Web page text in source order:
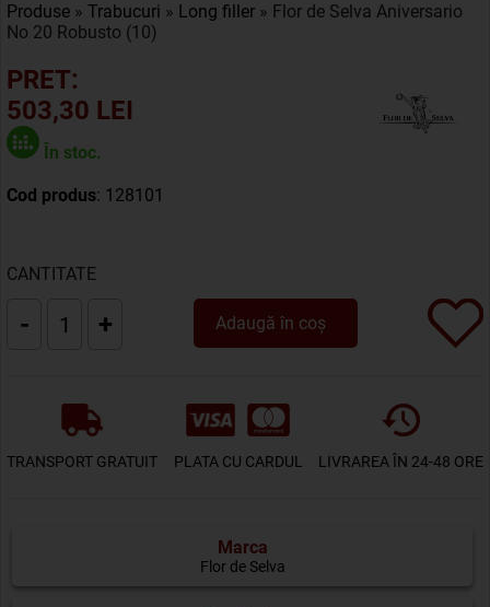
Produse » Trabucuri » Long filler » Flor de Selva Aniversario
No 20 Robusto (10)
PRET:
503,30 LEI
În stoc.
Cod produs: 128101
CANTITATE
- + Adaugă în coș
TRANSPORT GRATUIT PLATA CU CARDUL LIVRAREA ÎN 24-48 ORE
Marca
Flor de Selva